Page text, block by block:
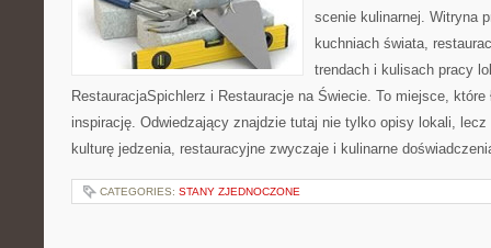
scenie kulinarnej. Witryna
kuchniach świata,
trendach i kulisach pracy
RestauracjaSpichlerz i Restauracje na Świecie. To miejsce, które
inspirację. Odwiedzający znajdzie tutaj nie tylko opisy lokali,
kulturę jedzenia, restauracyjne zwyczaje i kulinarne
CATEGORIES: STANY ZJEDNOCZONE